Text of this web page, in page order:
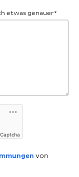
etwas genauer*
von